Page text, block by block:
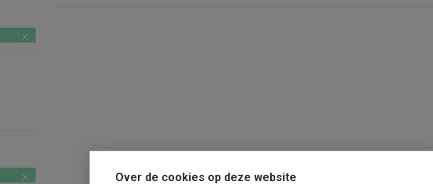
Over de cookies op deze website